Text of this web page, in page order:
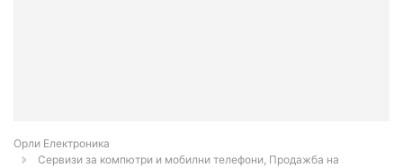
Орли Електроника
Сервизи за компютри и мобилни телефони, Продажба на